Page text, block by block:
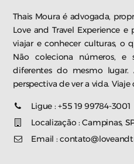
Thais Moura é advogada,
Love and Travel Experience
viajar e conhecer culturas, o
Não coleciona números, e
diferentes do mesmo lugar.
perspectiva de ver a vida. Viaje
Ligue : +55 19 99784-3001
Localização : Campinas,
Email :